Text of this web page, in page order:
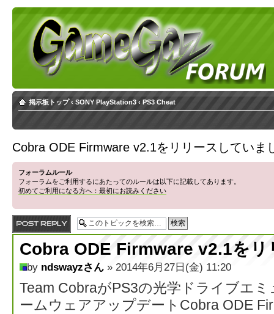
掲示板トップ ‹ SONY PlayStation3 ‹ PS3 Cheat
Cobra ODE Firmware v2.1をリリースしていま
フォーラムルール
フォーラムをご利用するにあたってのルールは以下に記載してあります。
初めてご利用になる方へ：最初にお読みください
Cobra ODE Firmware v2.1をリ
by ndswayzさん » 2014年6月27日(金) 11:20
Team CobraがPS3の光学ドライブエ
ームウェアアップデートCobra ODE